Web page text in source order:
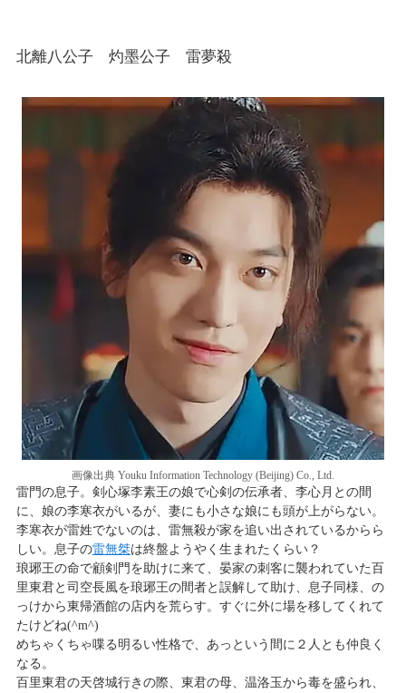
北離八公子 灼墨公子 雷夢殺
画像出典 Youku Information Technology (Beijing) Co., Ltd.
雷門の息子。剣心塚李素王の娘で心剣の伝承者、李心月との間
に、娘の李寒衣がいるが、妻にも小さな娘にも頭が上がらない。
李寒衣が雷姓でないのは、雷無殺が家を追い出されているからら
しい。息子の雷無桀は終盤ようやく生まれたくらい？
琅琊王の命で顧剣門を助けに来て、晏家の刺客に襲われていた百
里東君と司空長風を琅琊王の間者と誤解して助け、息子同様、の
っけから東帰酒館の店内を荒らす。すぐに外に場を移してくれて
たけどね(^m^)
めちゃくちゃ喋る明るい性格で、あっという間に２人とも仲良く
なる。
百里東君の天啓城行きの際、東君の母、温洛玉から毒を盛られ、